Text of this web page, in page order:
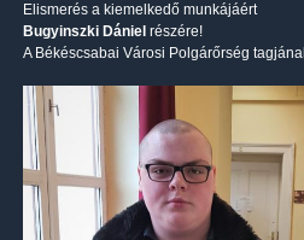
Elismerés a kiemelkedő munkájáért
Bugyinszki Dániel részére!
A Békéscsabai Városi Polgárőrség